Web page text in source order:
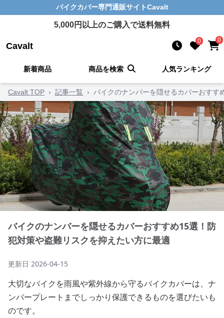
バイクカバー専門通販サイトCavalt
5,000円以上のご購入で送料無料
Cavalt 0 0
新着商品 商品を検索 人気ランキング
Cavalt TOP › 記事一覧 › バイクのナンバーを隠せるカバーおすす
バイクのナンバーを隠せるカバーおすすめ15選！防
犯対策や盗難リスクを抑えたい方に最適
更新日 2026-04-15
大切なバイクを雨風や紫外線から守るバイクカバーは、ナ
ンバープレートまでしっかり保護できるものを選びたいも
のです。